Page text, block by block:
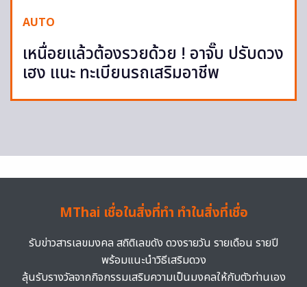
AUTO
เหนื่อยแล้วต้องรวยด้วย ! อาจั๊บ ปรับดวง
เฮง แนะ ทะเบียนรถเสริมอาชีพ
MThai เชื่อในสิ่งที่ทำ ทำในสิ่งที่เชื่อ
รับข่าวสารเลขมงคล สถิติเลขดัง ดวงรายวัน รายเดือน รายปี
พร้อมแนะนำวิธีเสริมดวง
ลุ้นรับรางวัลจากกิจกรรมเสริมความเป็นมงคลให้กับตัวท่านเอง